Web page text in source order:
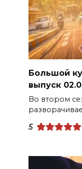
Большой
выпуск
Во втором
5